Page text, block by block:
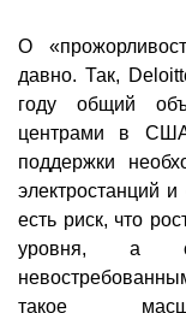
О
давно. Так,
году общий
центрами в
поддержки
электростанций
есть риск, что
уровня, а
такое